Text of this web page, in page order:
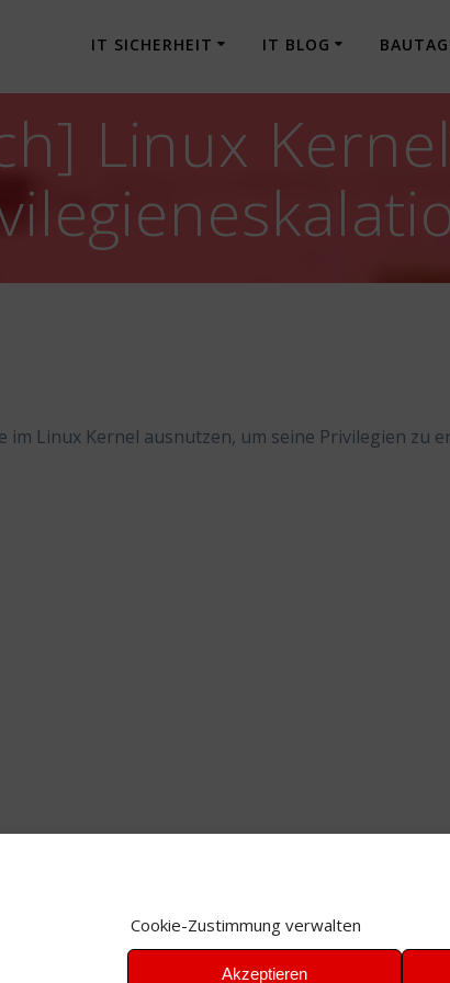
Cookie-Zustimmung verwalten
Akzeptieren
IT SICHERHEIT IT BLOG
Linux
im Linux Kernel ausnutzen, um seine Privilegien zu